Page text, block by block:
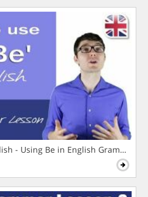
- Using Be in English Grammar